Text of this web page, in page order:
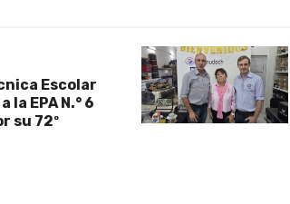
Escolar
la EPA N.° 6
su 72º